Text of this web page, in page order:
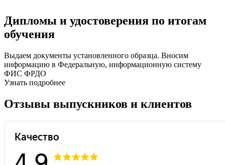
Дипломы и удостоверения по итогам
обучения
Выдаем документы установленного образца. Вносим
информацию в Федеральную, информационную систему
ФИС ФРДО
Узнать подробнее
Отзывы выпускников и клиентов